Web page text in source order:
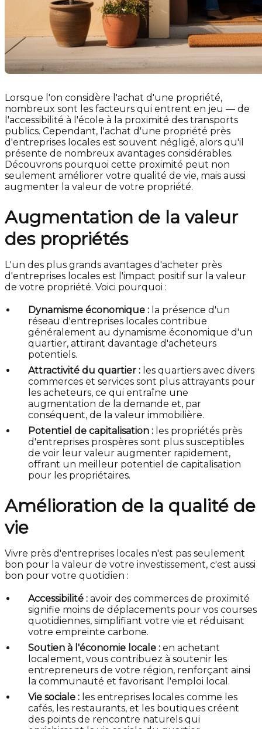
Lorsque l'on considère l'achat d'une propriété,
nombreux sont les facteurs qui entrent en jeu — de
l'accessibilité à l'école à la proximité des transports
publics. Cependant, l'achat d'une propriété près
d'entreprises locales est souvent négligé, alors qu'il
présente de nombreux avantages considérables.
Découvrons pourquoi cette proximité peut non
seulement améliorer votre qualité de vie, mais aussi
augmenter la valeur de votre propriété.
Augmentation de la valeur
des propriétés
L'un des plus grands avantages d'acheter près
d'entreprises locales est l'impact positif sur la valeur
de votre propriété. Voici pourquoi :
Dynamisme économique : la présence d'un
réseau d'entreprises locales contribue
généralement au dynamisme économique d'un
quartier, attirant davantage d'acheteurs
potentiels.
Attractivité du quartier : les quartiers avec divers
commerces et services sont plus attrayants pour
les acheteurs, ce qui entraîne une
augmentation de la demande et, par
conséquent, de la valeur immobilière.
Potentiel de capitalisation : les propriétés près
d'entreprises prospères sont plus susceptibles
de voir leur valeur augmenter rapidement,
offrant un meilleur potentiel de capitalisation
pour les propriétaires.
Amélioration de la qualité de
vie
Vivre près d'entreprises locales n'est pas seulement
bon pour la valeur de votre investissement, c'est aussi
bon pour votre quotidien :
Accessibilité : avoir des commerces de proximité
signifie moins de déplacements pour vos courses
quotidiennes, simplifiant votre vie et réduisant
votre empreinte carbone.
Soutien à l'économie locale : en achetant
localement, vous contribuez à soutenir les
entrepreneurs de votre région, renforçant ainsi
la communauté et favorisant l'emploi local.
Vie sociale : les entreprises locales comme les
cafés, les restaurants, et les boutiques créent
des points de rencontre naturels qui